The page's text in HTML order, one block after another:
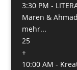
3:30 PM -
Maren &
mehr...
25
+
10:00 AM -